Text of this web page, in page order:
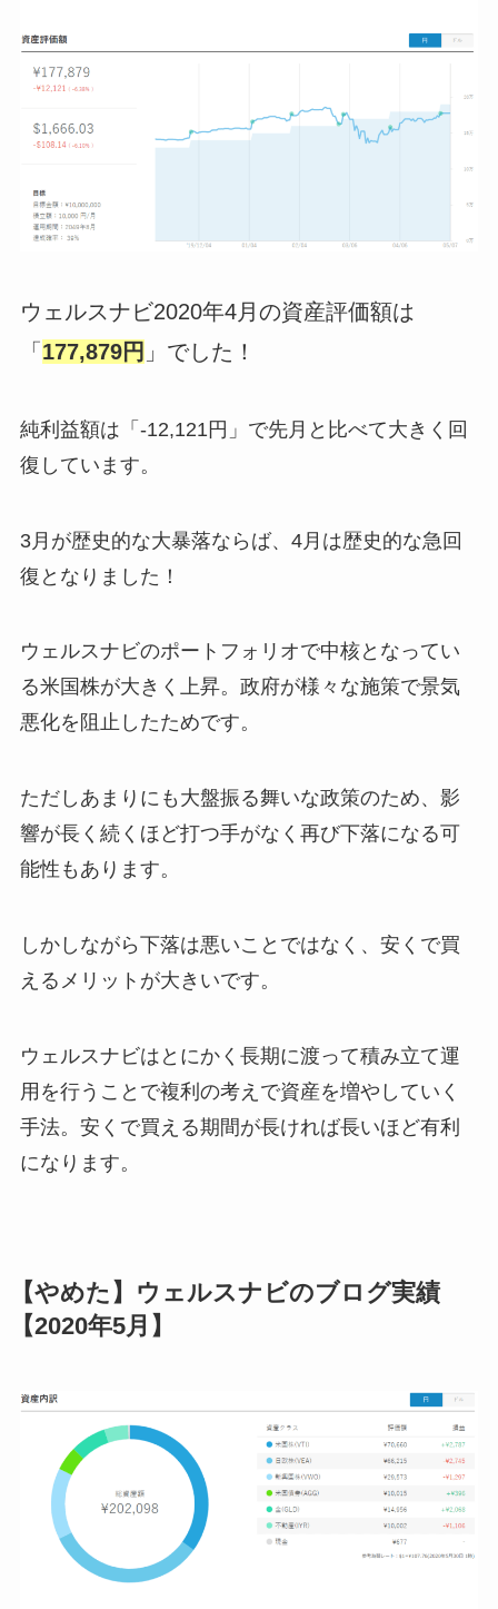
ウェルスナビ2020年4月の資産評価額は
「 177,879円 」でした！
純利益額は「-12,121円」で先月と比べて大きく回
復しています。
3月が歴史的な大暴落ならば、4月は歴史的な急回
復となりました！
ウェルスナビのポートフォリオで中核となってい
る米国株が大きく上昇。政府が様々な施策で景気
悪化を阻止したためです。
ただしあまりにも大盤振る舞いな政策のため、影
響が長く続くほど打つ手がなく再び下落になる可
能性もあります。
しかしながら下落は悪いことではなく、安くで買
えるメリットが大きいです。
ウェルスナビはとにかく長期に渡って積み立て運
用を行うことで複利の考えで資産を増やしていく
手法。安くで買える期間が長ければ長いほど有利
になります。
【やめた】ウェルスナビのブログ実績
【2020年5月】